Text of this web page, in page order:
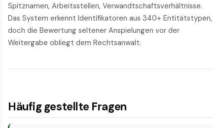
Spitznamen, Arbeitsstellen, Verwandtschaftsverhältnisse.
Das System erkennt Identifikatoren aus 340+ Entitätstypen,
doch die Bewertung seltener Anspielungen vor der
Weitergabe obliegt dem Rechtsanwalt.
Häufig gestellte Fragen